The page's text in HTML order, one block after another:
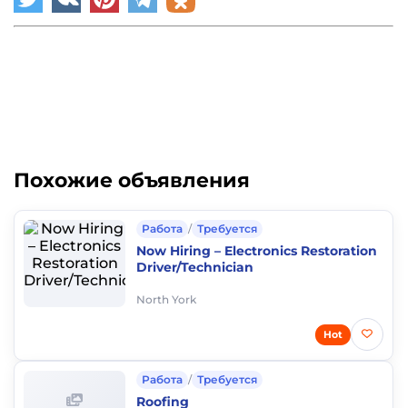
Похожие объявления
Работа / Требуется
Now Hiring – Electronics Restoration
Driver/Technician
North York
Hot
Работа / Требуется
Roofing